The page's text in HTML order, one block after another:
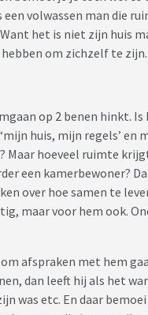
volwassen man die
het is niet zijn huis
om zichzelf te zijn.
op 2 benen hinkt. Is
huis, mijn regels’
hoeveel ruimte
een kamerbewoner?
over hoe samen te
maar voor hem ook.
afspraken met hem
dan leeft hij als het
was etc. En daar